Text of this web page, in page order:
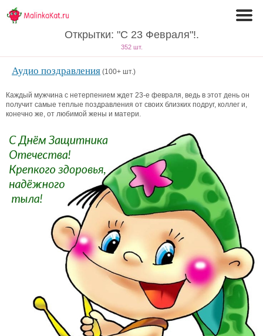
Открытки: "С 23 Февраля"!.
352 шт.
Аудио поздравления (100+ шт.)
Каждый мужчина с нетерпением ждет 23-е февраля, ведь в этот день он
получит самые теплые поздравления от своих близких подруг, коллег и,
конечно же, от любимой жены и матери.